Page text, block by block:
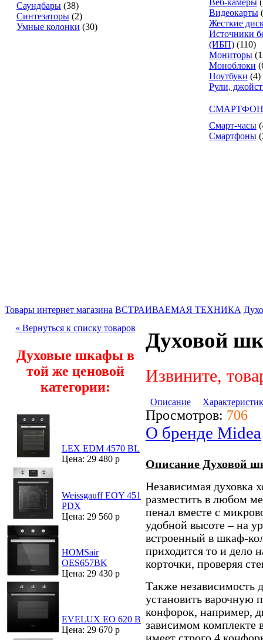
Саундбары (38)
Синтезаторы (2)
Умные колонки (30)
Веб-камеры
Видеокарты
Жесткие
Источники
(ИБП) (110)
Мониторы
Моноблоки
Ноутбуки (4)
Рули,
Смарт-часы
Смартфоны
Товары интернет магазина ВСТРАИВАЕМАЯ ТЕХНИКА
« Вернуться к списку товаров
Духовые шкафы в
той же ценовой
категории:
LEX EDM 4570 BL
Цена: 29 480 р
Weissgauff EOY 451
PDX
Цена: 29 560 р
HOMSair
OES657BK
Цена: 29 430 р
EVELUX EO 620 B
Цена: 29 670 р
Духовой
Извините,
Описание
Просмотров: 706
О бренде Midea
Описание Духовой
Независимая духовка
разместить в любом
пенал вместе с
удобной высоте – на
встроенный в шкаф-
приходится то и дело
корточки, проверяя
Также независимость
установить варочную
конфорок, например,
зависимом комплекте